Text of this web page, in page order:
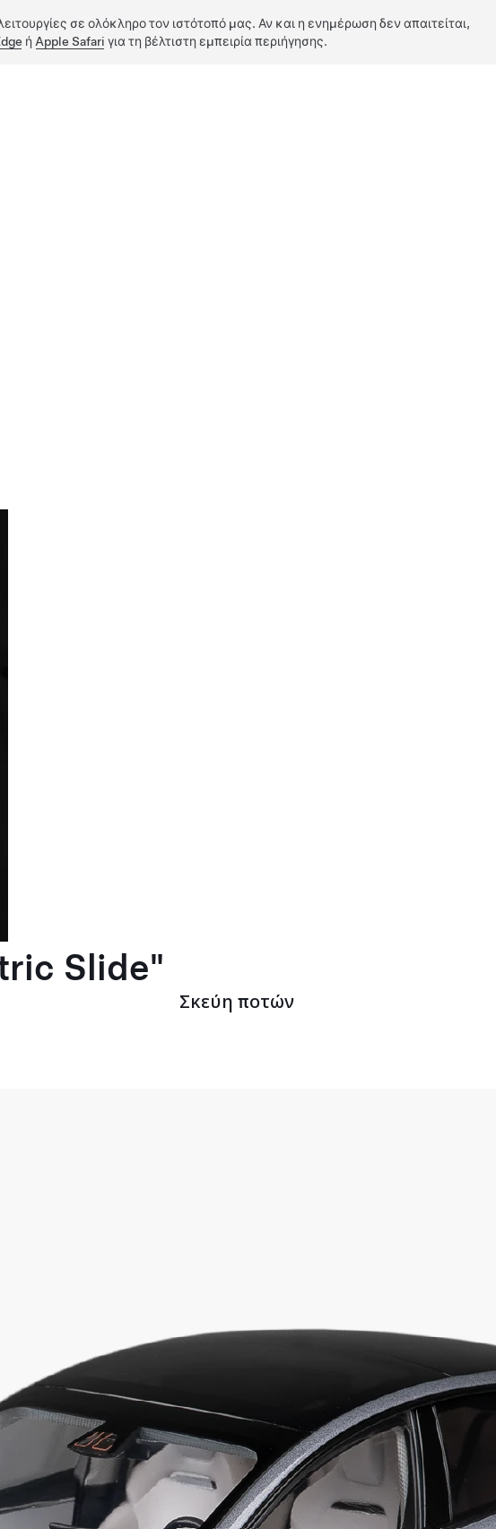
σε ολόκληρο τον ιστότοπό μας. Αν και η ενημέρωση δεν απαιτείται,
ή Apple Safari για τη βέλτιστη εμπειρία περιήγησης.
Slide"
Σκεύη ποτών